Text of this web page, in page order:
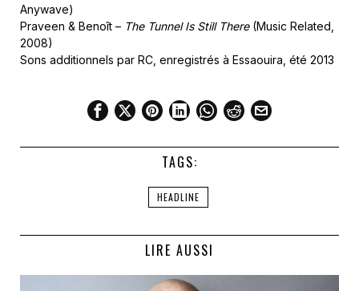
Anywave)
Praveen & Benoît – The Tunnel Is Still There(Music Related,
2008)
Sons additionnels par RC, enregistrés à Essaouira, été 2013
TAGS:
HEADLINE
LIRE AUSSI